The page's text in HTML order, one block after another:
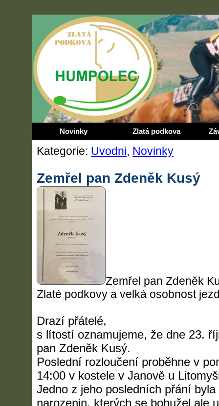
Novinky Zlatá podkova
Kategorie: Uvodni, Novinky
Zemřel pan Zdeněk Kusý
Zemřel pan Zdeněk
Zlaté podkovy a velká osobnost
Drazí přátelé,
s lítostí oznamujeme, že dne 23.
pan Zdeněk Kusý.
Poslední rozloučení proběhne v
14:00 v kostele v Janově u
Jedno z jeho posledních přání
narozenin, kterých se bohužel ale